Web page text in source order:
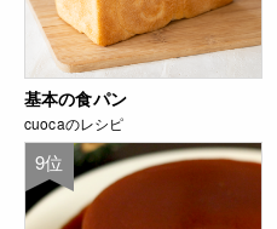
基本の食パン
cuocaのレシピ
9位